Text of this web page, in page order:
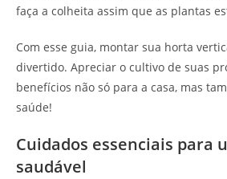
faça a colheita assim que as plantas
Com esse guia, montar sua horta
divertido. Apreciar o cultivo de suas
benefícios não só para a casa, mas
saúde!
Cuidados essenciais para
saudável